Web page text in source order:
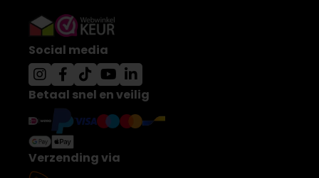
Social media
Betaal snel en veilig
Verzending via